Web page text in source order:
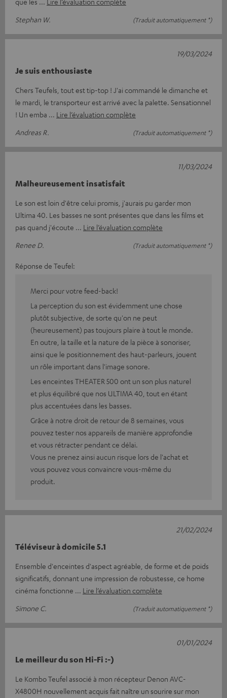
Stephan W.
(Traduit automatiquement *)
Je suis enthousiaste
Chers Teufels, tout est tip-top ! J'ai commandé le dimanche et
le mardi, le transporteur est arrivé avec la palette. Sensationnel
! Un emba
Lire l’évaluation complète
Andreas R.
(Traduit automatiquement *)
19/03/2024
Malheureusement insatisfait
Le son est loin d'être celui promis, j'aurais pu garder mon
Ultima 40. Les basses ne sont présentes que dans les films et
pas quand j'écoute
Lire l’évaluation complète
Renee D.
(Traduit automatiquement *)
11/03/2024
Réponse de Teufel:
Merci pour votre feed-back!
La perception du son est évidemment une chose
plutôt subjective, de sorte qu'on ne peut
(heureusement) pas toujours plaire à tout le monde.
En outre, la taille et la nature de la pièce à sonoriser,
ainsi que le positionnement des haut-parleurs, jouent
un rôle important dans l'image sonore.
Les enceintes THEATER 500 ont un son plus naturel
et plus équilibré que nos ULTIMA 40, tout en étant
plus accentuées dans les basses.
Grâce à notre droit de retour de 8 semaines, vous
pouvez tester nos appareils de manière approfondie
et vous rétracter pendant ce délai.
Vous ne prenez ainsi aucun risque lors de l'achat et
vous pouvez vous convaincre vous-même du
produit.
Téléviseur à domicile 5.1
Ensemble d'enceintes d'aspect agréable, de forme et de poids
significatifs, donnant une impression de robustesse, ce home
cinéma fonctionne
Lire l’évaluation complète
Simone C.
(Traduit automatiquement *)
21/02/2024
Le meilleur du son Hi-Fi :-)
Le Kombo Teufel associé à mon récepteur Denon AVC-
X4800H nouvellement acquis fait naître un sourire sur mon
01/01/2024